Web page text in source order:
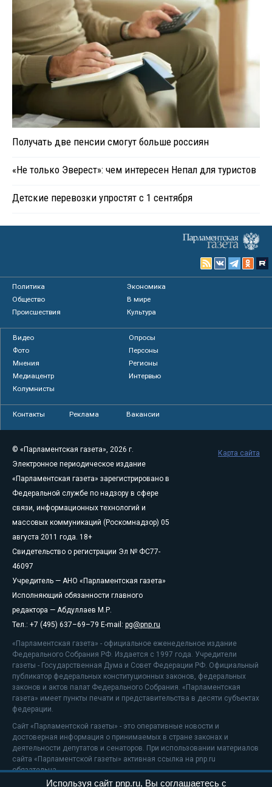
Получать две пенсии смогут больше россиян
«Не только Эверест»: чем интересен Непал для туристов
Детские перевозки упростят с 1 сентября
Политика
Экономика
Общество
В мире
Происшествия
Культура
Видео
Опросы
Фото
Персоны
Мнения
Регионы
Медиацентр
Интервью
Колумнисты
Контакты Реклама Вакансии
© «Парламентская газета», 2026 г.
Электронное периодическое издание
«Парламентская газета» зарегистрировано в
Федеральной службе по надзору в сфере
связи, информационных технологий и
массовых коммуникаций (Роскомнадзор) 05
августа 2011 года. 18+
Свидетельство о регистрации Эл № ФС77-
46097
Учредитель — АНО «Парламентская газета»
Исполняющий обязанности главного
редактора — Абдуллаев М.Р.
Тел.: +7 (495) 637–69–79 E-mail: pg@pnp.ru
«Парламентская газета» - официальное еженедельное издание
Федерального Собрания РФ. Издается с 1997 года. Учредители
газеты - Государственная Дума и Совет Федерации РФ. Официальный
публикатор федеральных конституционных законов, федеральных
законов и актов палат Федерального Собрания. «Парламентская
газета» имеет пункты печати и представительства в десяти субъектах
федерации.
Сайт «Парламентской газеты» - это оперативные новости и
достоверная информация о принимаемых в стране законах и
деятельности депутатов и сенаторов. При использовании материалов
сайта «Парламентской газеты» активная ссылка на pnp.ru
обязательна.
Карта сайта
Используя сайт pnp.ru, Вы соглашаетесь с